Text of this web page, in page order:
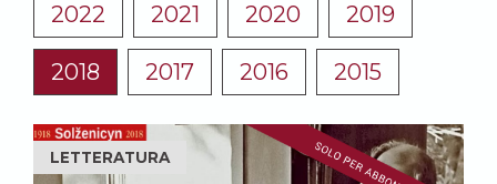
2022 2021 2020 2019
2018 2017 2016 2015
LETTERATURA